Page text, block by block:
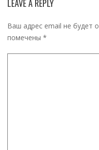
LEAVE A REPLY
Ваш адрес email не будет
помечены *